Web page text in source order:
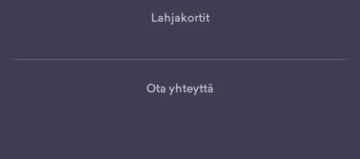
Lahjakortit
Ota yhteyttä